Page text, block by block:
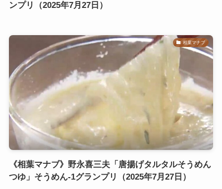
ンプリ（2025年7月27日）
相葉マナブ
《相葉マナブ》野永喜三夫「唐揚げタルタルそうめん
つゆ」そうめん-1グランプリ（2025年7月27日）